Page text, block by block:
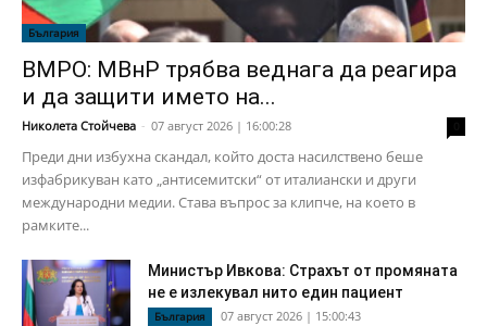
България
ВМРО: МВнР трябва веднага да реагира
и да защити името на...
Николета Стойчева - 07 август 2026 | 16:00:28
Преди дни избухна скандал, който доста насилствено беше
изфабрикуван като „антисемитски“ от италиански и други
международни медии. Става въпрос за клипче, на което в
рамките...
Министър Ивкова: Страхът от промяната
не е излекувал нито един пациент
България 07 август 2026 | 15:00:43